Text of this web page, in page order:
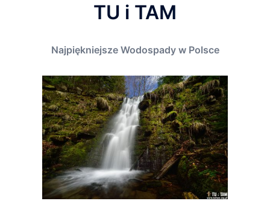
TU i TAM
Najpiękniejsze Wodospady w Polsce